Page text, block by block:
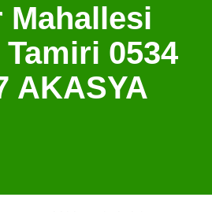
Mahallesi
0534
AKASYA